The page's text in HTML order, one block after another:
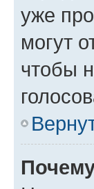
уже
могут
чтобы